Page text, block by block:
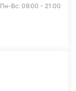
Пн-Вс: 09:00 - 21:00